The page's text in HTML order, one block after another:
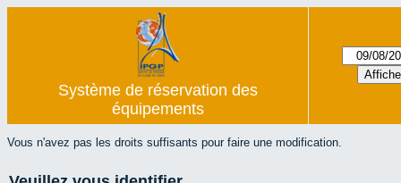
Système de réservation des
équipements
Vous n'avez pas les droits suffisants pour faire une modification.